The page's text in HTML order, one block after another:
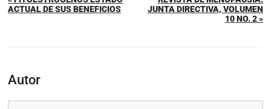
ACTUAL DE SUS BENEFICIOS
JUNTA DIRECTIVA, VOLUMEN
10 NO. 2 »
Autor